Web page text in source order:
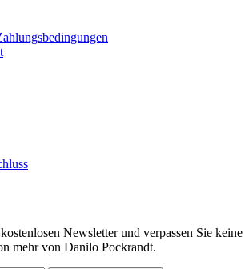
Newsletter und verpassen Sie keine
mehr von Danilo Pockrandt.